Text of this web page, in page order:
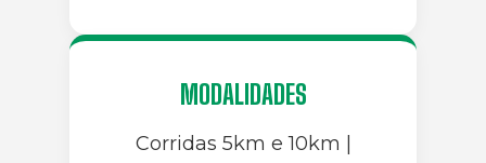
MODALIDADES
Corridas 5km e 10km |